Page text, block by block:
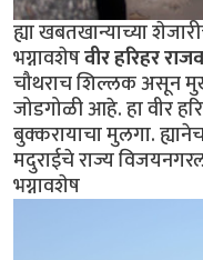
ह्या खबतखान्याच्या
भग्नावशेषवीर हरिहर
चौथराच शिल्लक असून मुख्य
जोडगोळी आहे. हा वीर
बुक्करायाचा मुलगा.
मदुराईचे राज्य
भग्नावशेष